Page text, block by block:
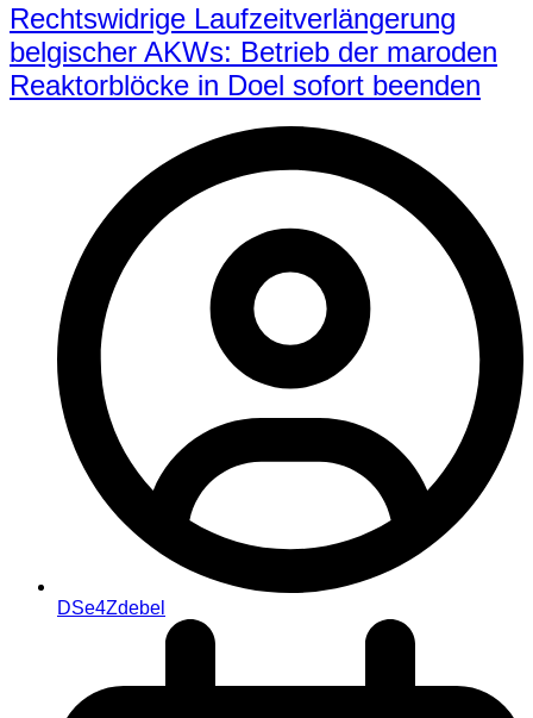
Rechtswidrige Laufzeitverlängerung
belgischer AKWs: Betrieb der maroden
Reaktorblöcke in Doel sofort beenden
DSe4Zdebel